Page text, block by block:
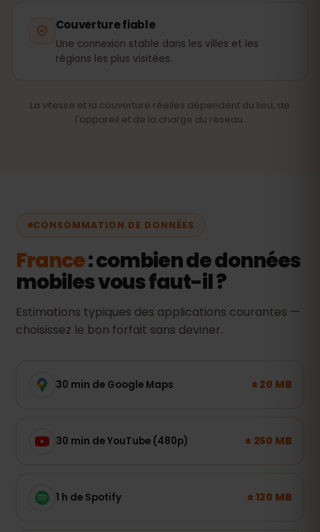
Couverture fiable
Une connexion stable dans les villes et les
régions les plus visitées.
La vitesse et la couverture réelles dépendent du lieu, de
l'appareil et de la charge du réseau.
CONSOMMATION DE DONNÉES
France: combien de données
mobiles vous faut-il ?
Estimations typiques des applications courantes —
choisissez le bon forfait sans deviner.
30 min de Google Maps ± 20 MB
30 min de YouTube (480p) ± 250 MB
1 h de Spotify ± 120 MB